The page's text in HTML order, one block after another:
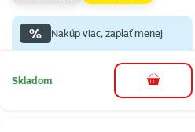
% Nakúp viac, zaplať menej
Skladom do košíka